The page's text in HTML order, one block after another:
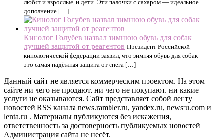
любят и взрослые, и дети. Эти палочки с сахаром — идеальное
дополнение […]
Кинолог Голубев назвал зимнюю обувь для собак
лучшей защитой от реагентов Президент Российской
кинологической федерации заявил, что зимняя обувь для собак —
это самая надёжная защита от снега […]
Данный сайт не является коммерческим проектом. На этом
сайте ни чего не продают, ни чего не покупают, ни какие
услуги не оказываются. Сайт представляет собой ленту
новостей RSS канала news.rambler.ru, yandex.ru, newsru.com и
lenta.ru . Материалы публикуются без искажения,
ответственность за достоверность публикуемых новостей
Администрация сайта не несёт.